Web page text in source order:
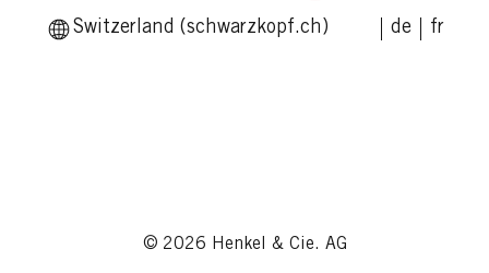
Switzerland (schwarzkopf.ch) de fr
© 2026 Henkel & Cie. AG